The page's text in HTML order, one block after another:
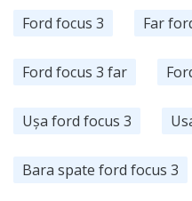
Ford focus 3 Far
Ford focus 3 far
Ușa ford focus 3
Bara spate ford focus 3